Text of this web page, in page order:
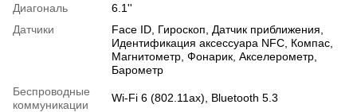
Диагональ
6.1''
Датчики
Face ID, Гироскоп, Датчик приближения,
Идентификация аксессуара NFC, Компас,
Магнитометр, Фонарик, Акселерометр,
Барометр
Беспроводные
коммуникации
Wi-Fi 6 (802.11ax), Bluetooth 5.3